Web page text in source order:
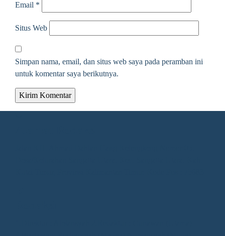
Email *
Situs Web
Simpan nama, email, dan situs web saya pada peramban ini
untuk komentar saya berikutnya.